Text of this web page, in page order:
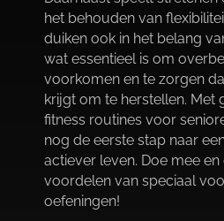
het behouden van
duiken ook in het belang
wat essentieel is om
voorkomen en te zorgen
krijgt om te herstellen.​ Met
fitness routines voor
nog de eerste stap naar
actiever leven.​ Doe mee
voordelen van speciaal
oefeningen!